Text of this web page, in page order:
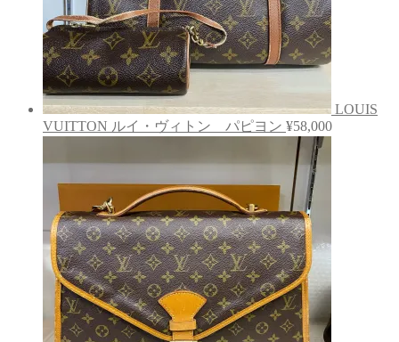
LOUIS
VUITTON ルイ・ヴィトン パピヨン ¥58,000